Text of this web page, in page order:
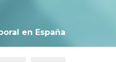
en España